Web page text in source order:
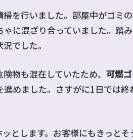
を行いました。部屋中がゴミ
に混ざり合っていました。踏
でした。
物も混在していたため、 可燃
進めました。さすがに1日では終
とします。お客様にもきっと